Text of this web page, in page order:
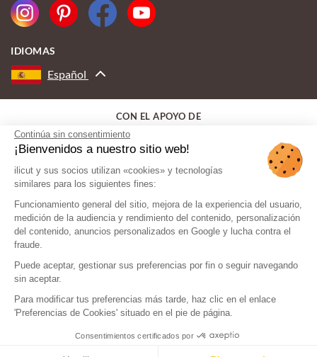
Continúa sin consentimiento
¡Bienvenidos a nuestro sitio web!
ilicut y sus socios utilizan «cookies» y tecnologías
similares para los siguientes fines:
Funcionamiento general del sitio, mejora de la experiencia del usuario,
medición de la audiencia y rendimiento del contenido, personalización
del contenido, anuncios personalizados en Google y lucha contra el
fraude.
Puede aceptar, gestionar sus preferencias por fin o seguir navegando
sin aceptar.
Para modificar tus preferencias más tarde, haz clic en el enlace
'Preferencias de Cookies' situado en el pie de página.
Consentimientos certificados por
IDIOMAS
Español
CON EL APOYO DE
© ilicut - Todos los derechos reservados
Mapa del sitio